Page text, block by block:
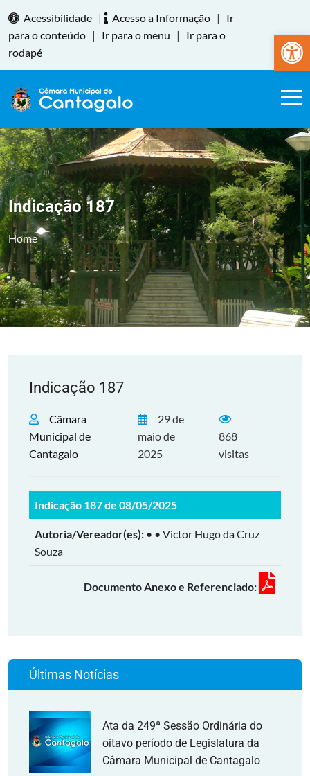
Abrir
Acessibilidade | Acesso a Informação |
Ir
para o conteúdo | Ir para o menu |
Ir para o
rodapé
Indicação 187
Home
Indicação 187
Câmara
Municipal de
Cantagalo
29 de
maio de
2025
868
visitas
Indicação 187 de 08/05/2025
Autoria/Vereador(es): • • Victor Hugo da Cruz
Souza
Documento Anexo e Referenciado:
Últimas Notícias
Ata da 249ª Sessão Ordinária do
oitavo período de Legislatura da
Câmara Municipal de Cantagalo